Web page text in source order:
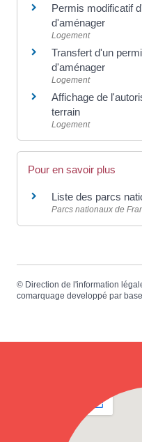
Permis modificatif
d'aménager
Logement
Transfert d'un
d'aménager
Logement
Affichage de
terrain
Logement
Pour en savoir plus
Liste des parcs
Parcs nationaux de
© Direction de l'information
comarquage developpé par